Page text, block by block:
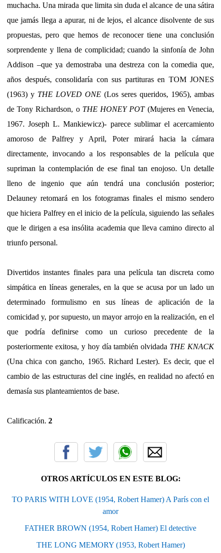
muchacha. Una mirada que limita sin duda el alcance de una sátira
que jamás llega a apurar, ni de lejos, el alcance disolvente de sus
propuestas, pero que hemos de reconocer tiene una conclusión
sorprendente y llena de complicidad; cuando la sinfonía de John
Addison –que ya demostraba una destreza con la comedia que,
años después, consolidaría con sus partituras en TOM JONES
(1963) y THE LOVED ONE (Los seres queridos, 1965), ambas
de Tony Richardson, o THE HONEY POT(Mujeres en Venecia,
1967. Joseph L. Mankiewicz)- parece sublimar el acercamiento
amoroso de Palfrey y April, Poter mirará hacia la cámara
directamente, invocando a los responsables de la película que
supriman la contemplación de ese final tan enojoso. Un detalle
lleno de ingenio que aún tendrá una conclusión posterior;
Delauney retomará en los fotogramas finales el mismo sendero
que hiciera Palfrey en el inicio de la película, siguiendo las señales
que le dirigen a esa insólita academia que lleva camino directo al
triunfo personal.
Divertidos instantes finales para una película tan discreta como
simpática en líneas generales, en la que se acusa por un lado un
determinado formulismo en sus líneas de aplicación de la
comicidad y, por supuesto, un mayor arrojo en la realización, en el
que podría definirse como un curioso precedente de la
posteriormente exitosa, y hoy día también olvidada THE KNACK
(Una chica con gancho, 1965. Richard Lester). Es decir, que el
cambio de las estructuras del cine inglés, en realidad no afectó en
demasía sus planteamientos de base.
Calificación. 2
OTROS ARTÍCULOS EN ESTE BLOG:
TO PARIS WITH LOVE (1954, Robert Hamer) A París con el
amor
FATHER BROWN (1954, Robert Hamer) El detective
THE LONG MEMORY (1953, Robert Hamer)